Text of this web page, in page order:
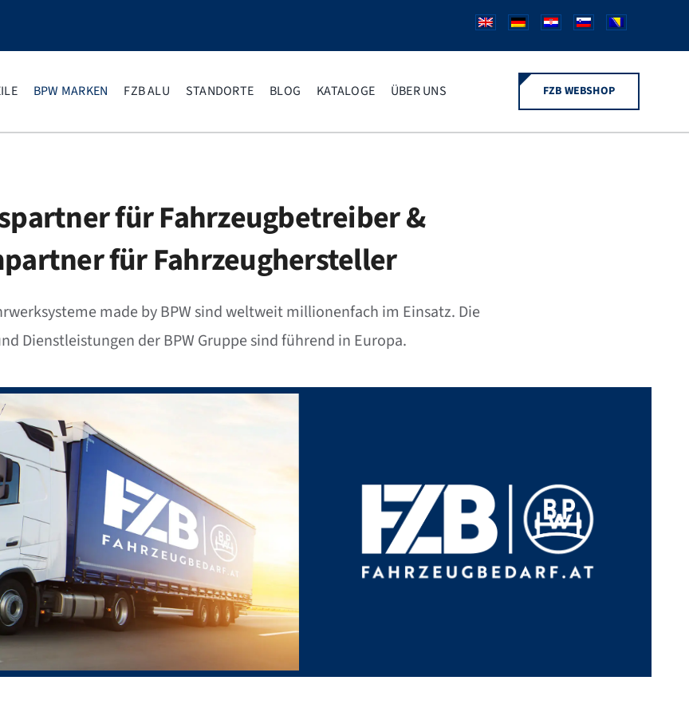
BPW MARKEN FZB ALU STANDORTE BLOG KATALOGE ÜBER UNS FZB WEBSHOP
für Fahrzeugbetreiber &
für Fahrzeughersteller
made by BPW sind weltweit millionenfach im Einsatz. Die
Dienstleistungen der BPW Gruppe sind führend in Europa.